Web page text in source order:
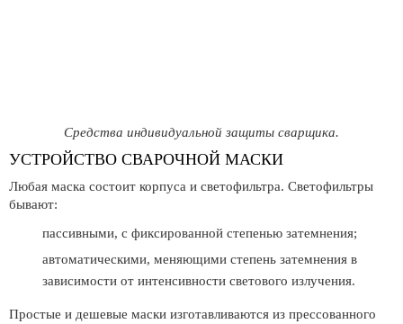
Средства индивидуальной защиты сварщика.
УСТРОЙСТВО СВАРОЧНОЙ МАСКИ
Любая маска состоит корпуса и светофильтра. Светофильтры
бывают:
пассивными, с фиксированной степенью затемнения;
автоматическими, меняющими степень затемнения в
зависимости от интенсивности светового излучения.
Простые и дешевые маски изготавливаются из прессованного